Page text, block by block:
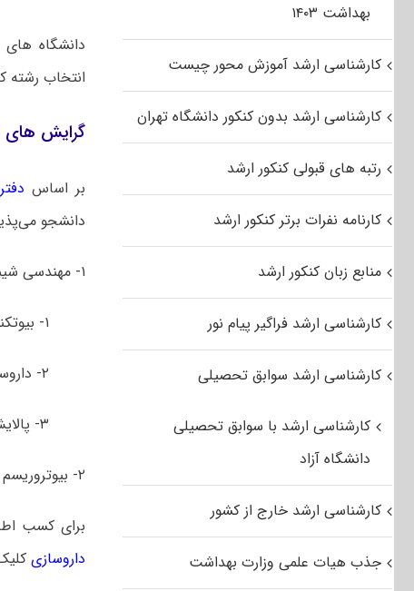
دانشگاه
انتخاب
گرایش های
بر اساس
دانشجو
۱- مهندسی شیمی
۱- بیوتکنولوژی
۲- داروسازی
۳- پالایش زیستی
۲- بیوتروریسم
برای کسب
داروسازی
بهداشت ۱۴۰۳
کارشناسی ارشد آموزش محور چیست
کارشناسی ارشد بدون کنکور دانشگاه تهران
رتبه های قبولی کنکور ارشد
کارنامه نفرات برتر کنکور ارشد
منابع زبان کنکور ارشد
کارشناسی ارشد فراگیر پیام نور
کارشناسی ارشد سوابق تحصیلی
کارشناسی ارشد با سوابق تحصیلی
دانشگاه آزاد
کارشناسی ارشد خارج از کشور
جذب هیات علمی وزارت بهداشت